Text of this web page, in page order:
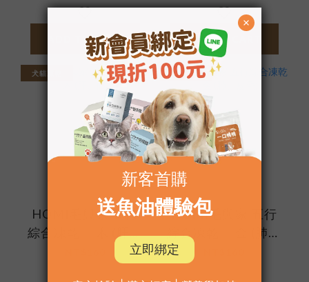
ADD TO CART ADD TO CART
犬貓凍乾
HOMI毛與家 五行
綜合凍乾｜ 木 (肝、
犬貓凍乾
HOMI毛與家 五行
綜合凍乾｜ 金 (肺、